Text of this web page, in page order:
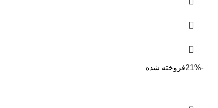
-21% فروخته شده